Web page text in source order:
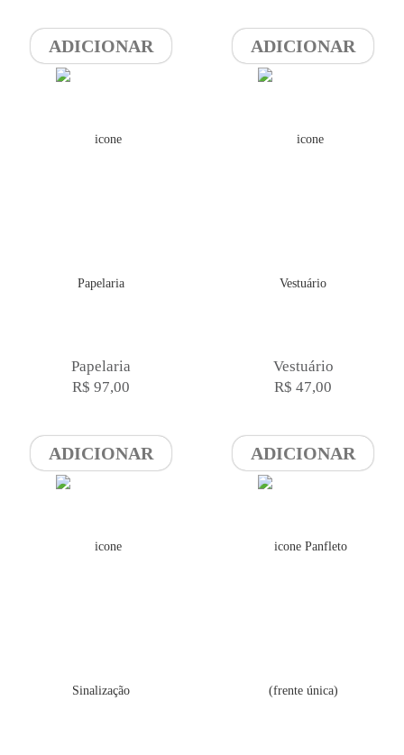
ADICIONAR ADICIONAR
Papelaria
R$ 97,00
ADICIONAR
Vestuário
R$ 47,00
ADICIONAR